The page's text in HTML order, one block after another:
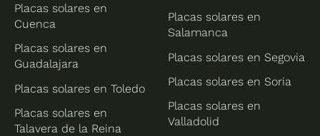
Placas solares en
Cuenca
Placas solares en
Guadalajara
Placas solares en Toledo
Placas solares en
Talavera de la Reina
Placas solares en
Salamanca
Placas solares en Segovia
Placas solares en Soria
Placas solares en
Valladolid